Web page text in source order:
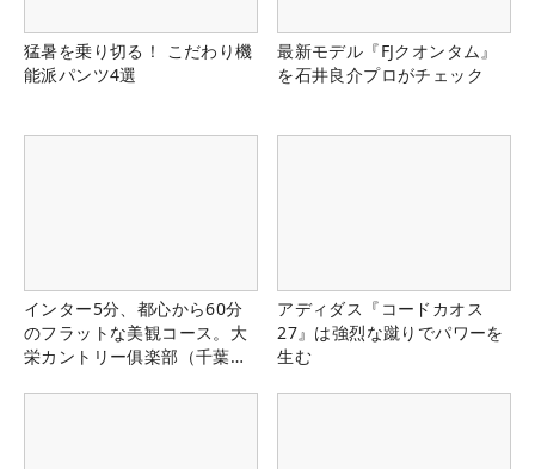
猛暑を乗り切る！ こだわり機
能派パンツ4選
最新モデル『FJクオンタム』
を石井良介プロがチェック
インター5分、都心から60分
のフラットな美観コース。大
栄カントリー俱楽部（千葉
アディダス『コードカオス
27』は強烈な蹴りでパワーを
生む